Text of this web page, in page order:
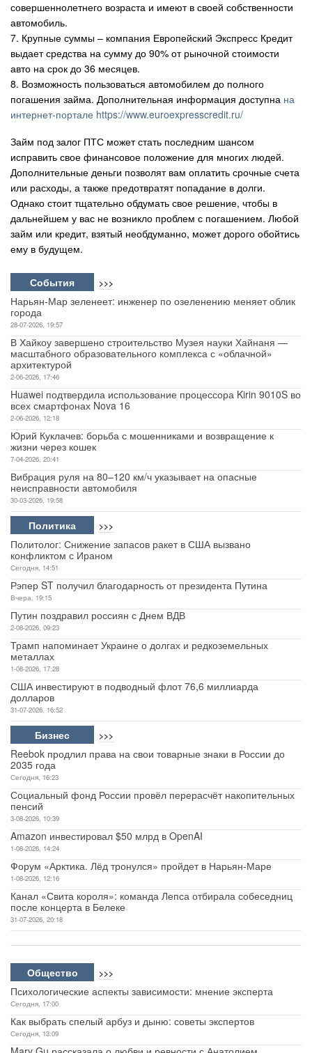
совершеннолетнего возраста и имеют в своей собственности
автомобиль.
7. Крупные суммы – компания Европейский Экспресс Кредит
выдает средства на сумму до 90% от рыночной стоимости
авто на срок до 36 месяцев.
8. Возможность пользоваться автомобилем до полного
погашения займа. Дополнительная информация доступна на
интернет-портале https://www.euroexpresscredit.ru/
Займ под залог ПТС может стать последним шансом
исправить свое финансовое положение для многих людей.
Дополнительные деньги позволят вам оплатить срочные счета
или расходы, а также предотвратят попадание в долги.
Однако стоит тщательно обдумать свое решение, чтобы в
дальнейшем у вас не возникло проблем с погашением. Любой
займ или кредит, взятый необдуманно, может дорого обойтись
ему в будущем.
События >>>
Нарьян-Мар зеленеет: инженер по озеленению меняет облик
города
28-07-2026, 19:57
В Хайкоу завершено строительство Музея науки Хайнаня —
масштабного образовательного комплекса с «облачной»
архитектурой
2-06-2026, 17:46
Huawei подтвердила использование процессора Kirin 9010S во
всех смартфонах Nova 16
2-06-2026, 12:18
Юрий Куклачев: борьба с мошенниками и возвращение к
жизни через кошек
7-04-2026, 20:41
Вибрация руля на 80–120 км/ч указывает на опасные
неисправности автомобиля
30-03-2026, 19:58
Политика >>>
Политолог: Снижение запасов ракет в США вызвано
конфликтом с Ираном
Сегодня, 14:51
Рэпер ST получил благодарность от президента Путина
Вчера, 19:15
Путин поздравил россиян с Днем ВДВ
2-08-2026, 09:23
Трамп напоминает Украине о долгах и редкоземельных
металлах
1-08-2026, 17:28
США инвестируют в подводный флот 76,6 миллиарда
долларов
31-07-2026, 16:52
Бизнес >>>
Reebok продлил права на свои товарные знаки в России до
2035 года
Сегодня, 16:23
Социальный фонд России провёл перерасчёт накопительных
пенсий
3-08-2026, 10:39
Amazon инвестировал $50 млрд в OpenAI
1-08-2026, 14:24
Форум «Арктика. Лёд тронулся» пройдет в Нарьян-Маре
1-08-2026, 12:16
Канал «Свита короля»: команда Лепса отбирала собеседниц
после концерта в Белеке
31-07-2026, 20:18
Общество >>>
Психологические аспекты зависимости: мнение эксперта
Сегодня, 17:00
Как выбрать спелый арбуз и дыню: советы экспертов
Сегодня, 13:09